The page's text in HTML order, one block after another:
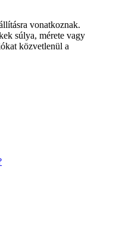
vonatkoznak.
súlya, mérete vagy
közvetlenül a